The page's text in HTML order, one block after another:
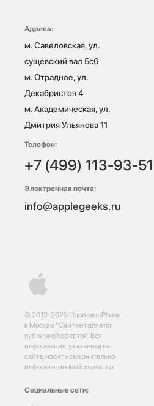
© 2013-2025 Продажа iPhone
в Москве *Сайт не является
публичной офертой. Вся
информация, указанная на
сайте, носит исключительно
информационный характер.
Социальные сети:
Адреса:
м. Савеловская, ул.
сущевский вал 5с6
м. Отрадное, ул.
Декабристов 4
м. Академическая, ул.
Дмитрия Ульянова 11
Телефон:
+7 (499) 113-93-51
Электронная почта:
info@applegeeks.ru